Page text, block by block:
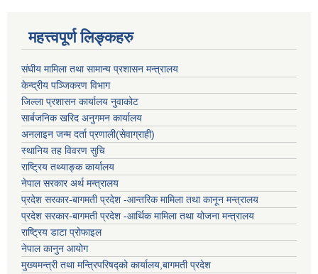
महत्त्वपूर्ण लिङ्कहरु
संघीय मामिला तथा सामान्य प्रशासन मन्त्रालय
केन्द्रीय पञ्जिकरण विभाग
जिल्ला प्रशासन कार्यालय नुवाकोट
सार्बजनिक खरिद अनुगमन कार्यालय
अनलाइन जन्म दर्ता प्रणाली(सेवाग्राही)
स्थानिय तह विवरण सुचि
राष्ट्रिय तथ्याङ्क कार्यालय
नेपाल सरकार अर्थ मन्त्रालय
प्रदेश सरकार-बागमती प्रदेश -आन्तरिक मामिला तथा कानून मन्त्रालय
प्रदेश सरकार-बागमती प्रदेश -आर्थिक मामिला तथा योजना मन्त्रालय
राष्ट्रिय डाटा प्रोफाइल
नेपाल कानुन आयोग
मुख्यमन्त्री तथा मन्त्रिपरिषद्को कार्यालय,बागमती प्रदेश